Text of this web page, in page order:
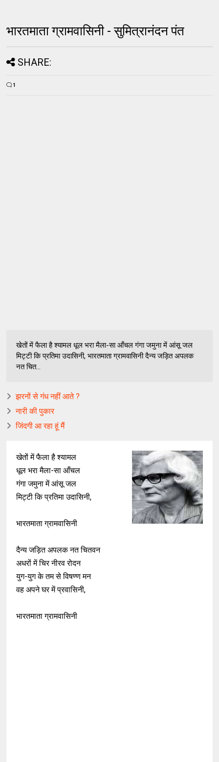
भारतमाता ग्रामवासिनी - सुमित्रानंदन पंत
SHARE:
1
खेतों में फैला है श्यामल धूल भरा मैला-सा आँचल गंगा जमुना में आंसू जल
मिट्टी कि प्रतिमा उदासिनी, भारतमाता ग्रामवासिनी दैन्य जड़ित अपलक
नत चित...
झरनों से गंध नहीं आते ?
नारी की पुकार
जिंदगी आ रहा हूं मैं
खेतों में फैला है श्यामल
धूल भरा मैला-सा आँचल
गंगा जमुना में आंसू जल
मिट्टी कि प्रतिमा उदासिनी,
भारतमाता ग्रामवासिनी
दैन्य जड़ित अपलक नत चितवन
अधरों में चिर नीरव रोदन
युग-युग के तम से विषण्ण मन
वह अपने घर में प्रवासिनी,
भारतमाता ग्रामवासिनी